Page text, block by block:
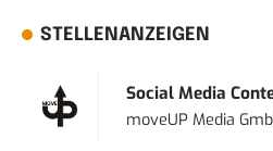
STELLENANZEIGEN
Social Media
moveUP Media